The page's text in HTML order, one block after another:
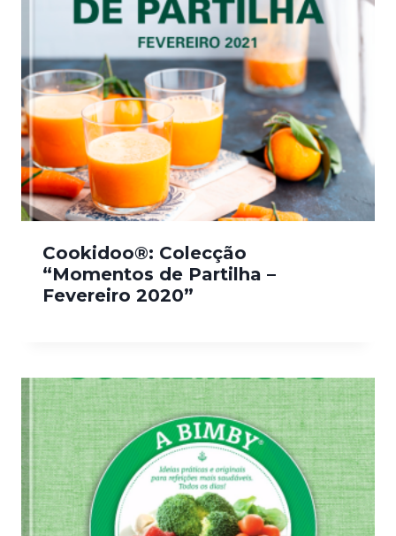
Cookidoo®: Colecção
“Momentos de Partilha –
Fevereiro 2020”